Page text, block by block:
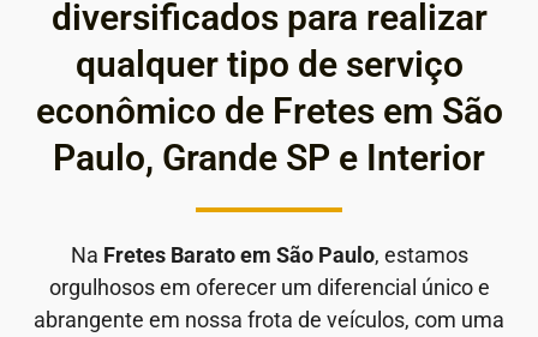
diversificados para realizar
qualquer tipo de serviço
econômico de Fretes em São
Paulo, Grande SP e Interior
Na Fretes Barato em São Paulo, estamos
orgulhosos em oferecer um diferencial único e
abrangente em nossa frota de veículos, com uma